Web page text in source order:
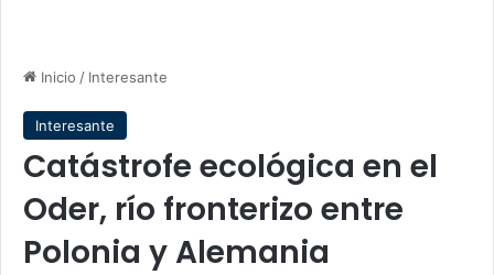
Inicio / Interesante
Interesante
Catástrofe ecológica en el
Oder, río fronterizo entre
Polonia y Alemania